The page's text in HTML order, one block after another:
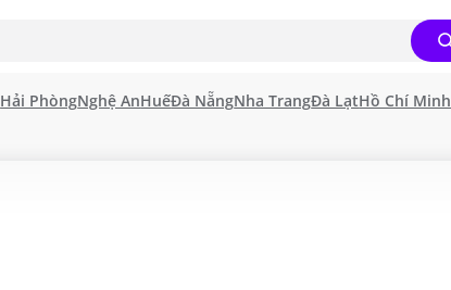
Hải PhòngNghệ AnHuếĐà NẵngNha TrangĐà LạtHồ Chí Minh